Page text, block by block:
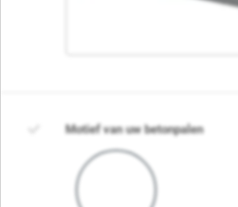
Motief van uw betonpalen